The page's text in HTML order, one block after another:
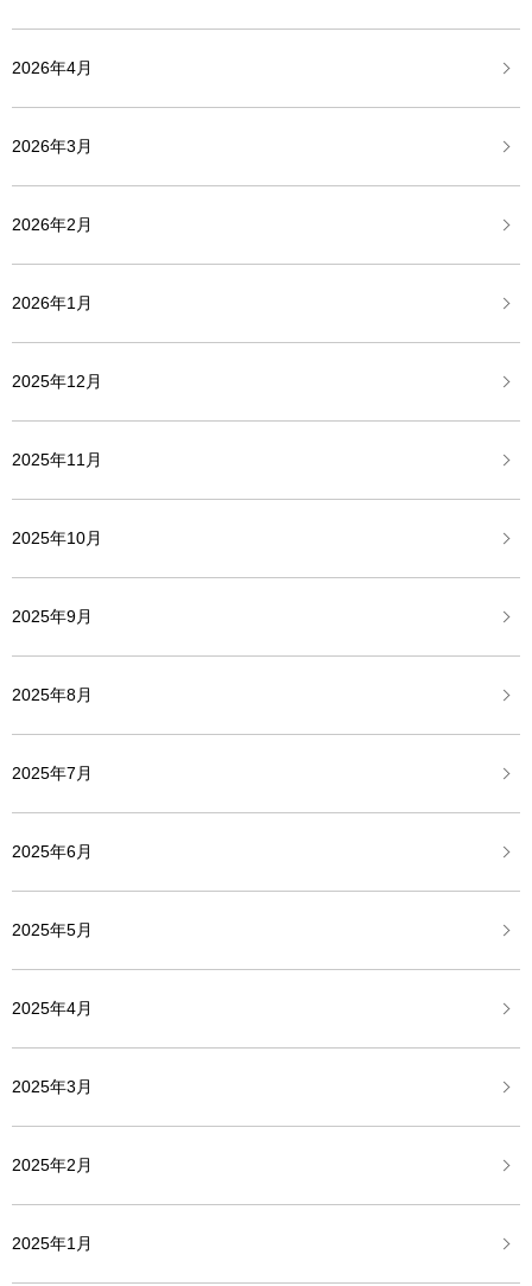
2026年4月
2026年3月
2026年2月
2026年1月
2025年12月
2025年11月
2025年10月
2025年9月
2025年8月
2025年7月
2025年6月
2025年5月
2025年4月
2025年3月
2025年2月
2025年1月